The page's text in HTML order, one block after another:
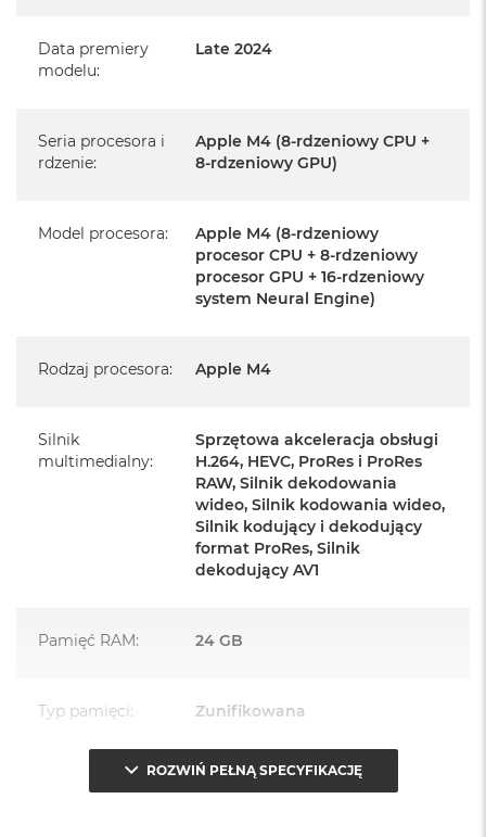
Posiada fabryczne opakowanie
Posiada system operacyjny macOS w języku
Język polski wybieramy przy pierwszym uruchomieniu
urządzenia.
Zasilacz o mocy 143W
Przewód USB‑C do ładowania
PASUJE WSZĘDZIE– Ten zaskakująco smukły, dostępny w
ozdobą, gdziekolwiek się pojawi.
zrobisz więcej szybciej. Bawisz się czy pracujesz, edytujesz
Data premiery
modelu:
Late 2024
Seria procesora i
rdzenie:
Apple M4 (8-rdzeniowy CPU +
8-rdzeniowy GPU)
Model procesora:
Apple M4 (8-rdzeniowy
procesor CPU + 8-rdzeniowy
procesor GPU + 16-rdzeniowy
system Neural Engine)
Rodzaj procesora: Apple M4
Silnik
multimedialny:
Sprzętowa akceleracja obsługi
H.264, HEVC, ProRes i ProRes
RAW, Silnik dekodowania
wideo, Silnik kodowania wideo,
Silnik kodujący i dekodujący
format ProRes, Silnik
dekodujący AV1
Pamięć RAM: 24 GB
Typ pamięci: Zunifikowana
Przepustowość
120 GB/s
ROZWIŃ PEŁNĄ SPECYFIKACJĘ